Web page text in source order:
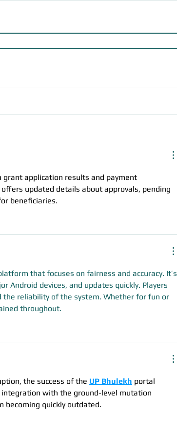
grant application results and payment
updated details about approvals, pending
beneficiaries.
that focuses on fairness and accuracy. It’s
Android devices, and updates quickly. Players
the reliability of the system. Whether for fun or
throughout.
the success of the UP Bhulekh portal
with the ground-level mutation
becoming quickly outdated.